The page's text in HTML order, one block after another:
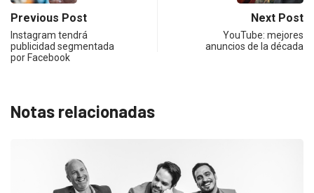
Previous Post
Instagram tendrá
publicidad segmentada
por Facebook
Next Post
YouTube: mejores
anuncios de la década
Notas relacionadas